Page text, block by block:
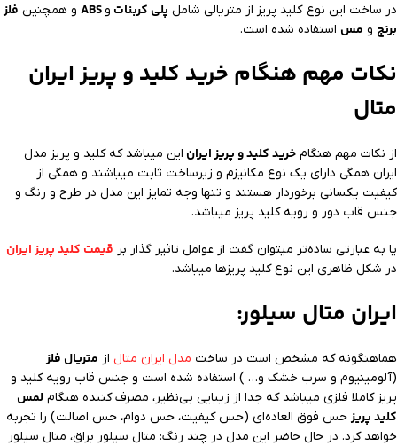
در ساخت این نوع کلید پریز از متریالی شامل پلی کربنات و و همچنین فلز
برنج و مس استفاده شده است.
نکات مهم هنگام خرید کلید و پریز ایران
متال
از نکات مهم هنگام خرید کلید و پریز ایران این میباشد که کلید و پریز مدل
ایران همگی دارای یک نوع مکانیزم و زیرساخت ثابت میباشند و همگی از
کیفیت یکسانی برخوردار هستند و تنها وجه تمايز این مدل در طرح و رنگ و
جنس قاب دور و رویه کلید پریز میباشد.
یا به عبارتی ساده‌تر میتوان گفت از عوامل تاثیر گذار بر قیمت کلید پریز ایران
در شکل ظاهری این نوع کلید پریز‌ها میباشد.
ایران متال سیلور:
هماهنگونه که مشخص است در ساخت مدل ایران متال از متریال فلز
(آلومینیوم و سرب خشک و… ) استفاده شده است و جنس قاب رویه کلید و
پریز کاملا فلزی میباشد که جدا از زیبایی بی‌نظیر، مصرف کننده هنگام لمس
کلید پریز حس فوق العاده‌ای (حس کیفیت، حس دوام، حس اصالت) را تجربه
خواهد کرد. در حال حاضر این مدل در چند رنگ: متال سیلور براق، متال سیلور